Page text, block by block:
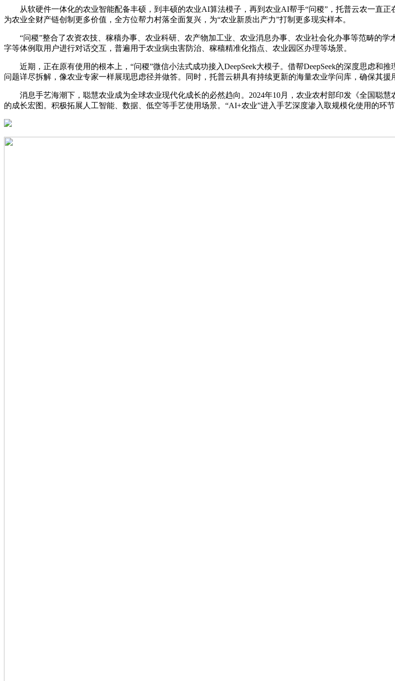
从软硬件一体化的农业智能配备丰硕，到丰硕的农业AI算法模子，再到农业AI帮手“问稷”，托普云农一直正
为农业全财产链创制更多价值，全方位帮力村落全面复兴，为“农业新质出产力”打制更多现实样本。
“问稷”整合了农资农技、稼穑办事、农业科研、农产物加工业、农业消息办事、农业社会化办事等范畴的学
字等体例取用户进行对话交互，普遍用于农业病虫害防治、稼穑精准化指点、农业园区办理等场景。
近期，正在原有使用的根本上，“问稷”微信小法式成功接入DeepSeek大模子。借帮DeepSeek的深度思虑和
问题详尽拆解，像农业专家一样展现思虑径并做答。同时，托普云耕具有持续更新的海量农业学问库，确保其
消息手艺海潮下，聪慧农业成为全球农业现代化成长的必然趋向。2024年10月，农业农村部印发《全国聪慧
的成长宏图。积极拓展人工智能、数据、低空等手艺使用场景。“AI+农业”进入手艺深度渗入取规模化使用的环节